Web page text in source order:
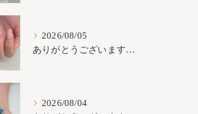
2026/08/05
ありがとうございます𓂃𓈒𓏸︎︎︎︎
2026/08/04